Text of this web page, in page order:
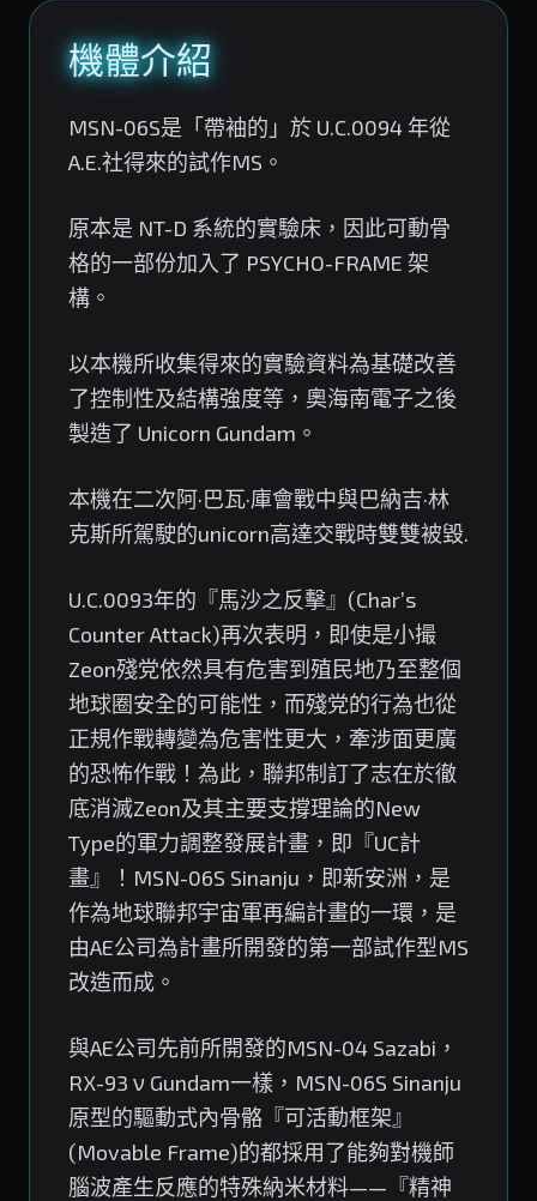
機體介紹
MSN-06S是「帶袖的」於 U.C.0094 年從
A.E.社得來的試作MS。
原本是 NT-D 系統的實驗床，因此可動骨
格的一部份加入了 PSYCHO-FRAME 架
構。
以本機所收集得來的實驗資料為基礎改善
了控制性及結構強度等，奧海南電子之後
製造了 Unicorn Gundam。
本機在二次阿·巴瓦·庫會戰中與巴納吉·林
克斯所駕駛的unicorn高達交戰時雙雙被毀.
U.C.0093年的『馬沙之反擊』(Char’s
Counter Attack)再次表明，即使是小撮
Zeon殘党依然具有危害到殖民地乃至整個
地球圈安全的可能性，而殘党的行為也從
正規作戰轉變為危害性更大，牽涉面更廣
的恐怖作戰！為此，聯邦制訂了志在於徹
底消滅Zeon及其主要支撐理論的New
Type的軍力調整發展計畫，即『UC計
畫』！MSN-06S Sinanju，即新安洲，是
作為地球聯邦宇宙軍再編計畫的一環，是
由AE公司為計畫所開發的第一部試作型MS
改造而成。
與AE公司先前所開發的MSN-04 Sazabi，
RX-93 ν Gundam一樣，MSN-06S Sinanju
原型的驅動式內骨骼『可活動框架』
(Movable Frame)的都採用了能夠對機師
腦波產生反應的特殊納米材料——『精神